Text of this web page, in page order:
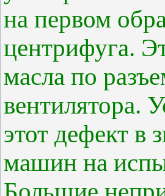
на первом
центрифуга.
масла по
вентилятора.
этот дефект в
машин на